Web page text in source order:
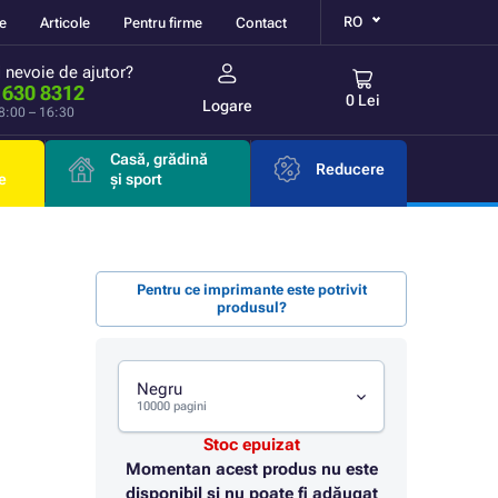
Articole Pentru firme Contact RO
nevoie de ajutor?
8312
– 16:30 Logare 0 Lei
Casă, grădină
și sport
Reducere
Pentru ce imprimante este potrivit
produsul?
Negru
10000 pagini
Stoc epuizat
Momentan acest produs nu este
disponibil și nu poate fi adăugat